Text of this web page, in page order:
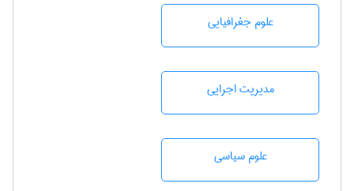
علوم جغرافيايی
مديريت اجرايی
علوم سياسی